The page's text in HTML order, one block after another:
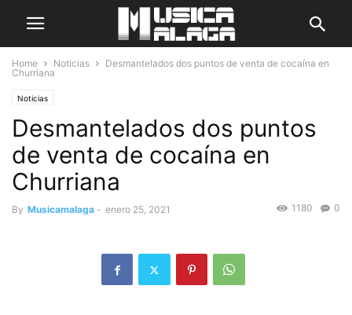
Home Noticias
Desmantelados dos puntos de venta de cocaína en
Churriana
Noticias
Desmantelados dos puntos
de venta de cocaína en
Churriana
By Musicamalaga - enero 25, 2021 0
1180